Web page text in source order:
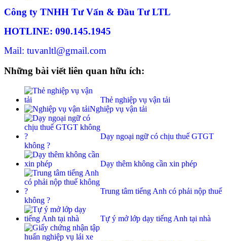
Công ty TNHH Tư Vấn & Đầu Tư LTL
HOTLINE: 090.145.1945
Mail: tuvanltl@gmail.com
Những bài viết liên quan hữu ích:
Thẻ nghiệp vụ vận tải
Nghiệp vụ vận tải
Dạy ngoại ngữ có chịu thuế GTGT
không ?
Dạy thêm không cần xin phép
Trung tâm tiếng Anh có phải nộp thuế
không ?
Tự ý mở lớp dạy tiếng Anh tại nhà